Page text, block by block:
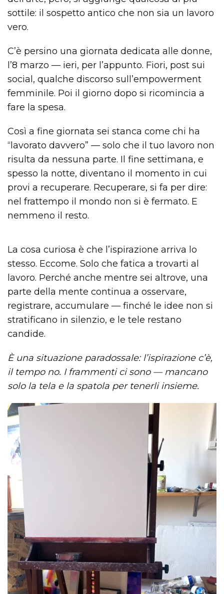
sottile: il sospetto antico che non sia un lavoro
vero.
C’è persino una giornata dedicata alle donne,
l’8 marzo — ieri, per l’appunto. Fiori, post sui
social, qualche discorso sull’empowerment
femminile. Poi il giorno dopo si ricomincia a
fare la spesa.
Così a fine giornata sei stanca come chi ha
“lavorato davvero” — solo che il tuo lavoro non
risulta da nessuna parte. Il fine settimana, e
spesso la notte, diventano il momento in cui
provi a recuperare. Recuperare, si fa per dire:
nel frattempo il mondo non si è fermato. E
nemmeno il resto.
La cosa curiosa è che l’ispirazione arriva lo
stesso. Eccome. Solo che fatica a trovarti al
lavoro. Perché anche mentre sei altrove, una
parte della mente continua a osservare,
registrare, accumulare — finché le idee non si
stratificano in silenzio, e le tele restano
candide.
È una situazione paradossale: l’ispirazione c’è,
il tempo no. I frammenti ci sono — mancano
solo la tela e la spatola per tenerli insieme.